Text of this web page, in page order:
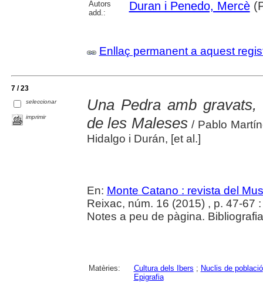
Autors
add.:
Duran i Penedo, Mercè
Enllaç permanent a aquest
7 / 23
seleccionar
imprimir
Una Pedra amb
de les Maleses / Pablo
Hidalgo i Durán, [et al.]
En: Monte Catano : revista del
Reixac, núm. 16 (2015) , p. 47-67 :
Notes a peu de pàgina.
Matèries: Cultura dels Ibers ; Nuclis de població
Epigrafia